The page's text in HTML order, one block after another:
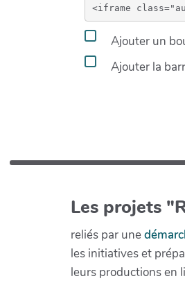
Ajouter un
Ajouter la
Les projets
reliés par une
les initiatives et
leurs productions en